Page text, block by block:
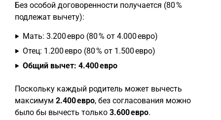
Без особой договоренности получается (80 %
подлежат вычету):
Мать: 3.200 евро (80 % от 4.000 евро)
Отец: 1.200 евро (80 % от 1.500 евро)
Общий вычет: 4.400 евро
Поскольку каждый родитель может вычесть
максимум 2.400 евро, без согласования можно
было бы вычесть только 3.600 евро.